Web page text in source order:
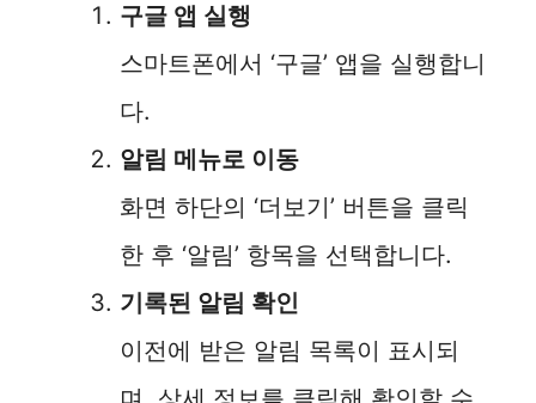
구글 앱 실행
스마트폰에서 ‘구글’ 앱을 실행합니
다.
알림 메뉴로 이동
화면 하단의 ‘더보기’ 버튼을 클릭
한 후 ‘알림’ 항목을 선택합니다.
기록된 알림 확인
이전에 받은 알림 목록이 표시되